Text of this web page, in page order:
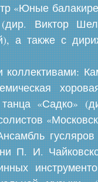
«Юные
Виктор
а также с
«Садко»
П. И.